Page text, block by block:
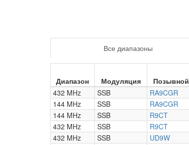
Все диапазоны
Диапазон Модуляция Позывной
432 MHz
SSB RA9CGR
144 MHz
SSB RA9CGR
144 MHz
SSB R9CT
432 MHz
SSB R9CT
432 MHz
SSB UD9W